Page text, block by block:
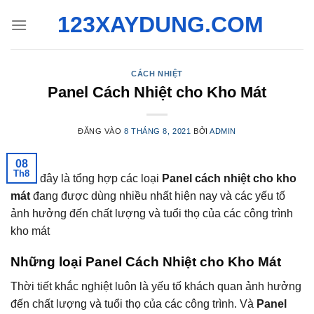
qua
123XAYDUNG.COM
CÁCH NHIỆT
Panel Cách Nhiệt cho Kho Mát
ĐĂNG VÀO 8 THÁNG 8, 2021 BỞIADMIN
08
Th8
Dưới đây là tổng hợp các loại Panel cách nhiệt cho kho
mát đang được dùng nhiều nhất hiện nay và các yếu tố
ảnh hưởng đến chất lượng và tuổi thọ của các công trình
kho mát
Những loại Panel Cách Nhiệt cho Kho Mát
Thời tiết khắc nghiệt luôn là yếu tố khách quan ảnh hưởng
đến chất lượng và tuổi thọ của các công trình. Và Panel